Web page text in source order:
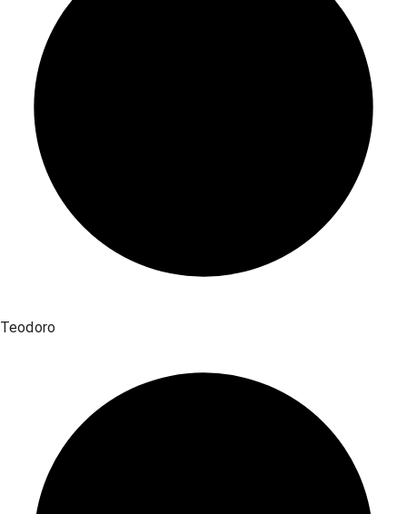
Teodoro